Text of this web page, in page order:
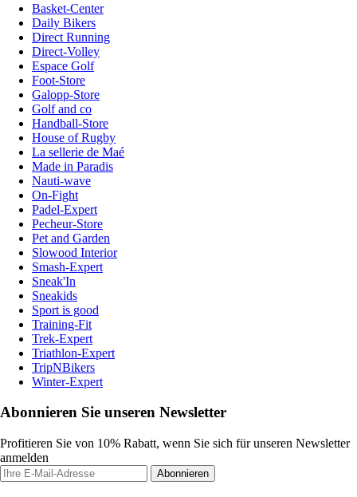
Basket-Center
Daily Bikers
Direct Running
Direct-Volley
Espace Golf
Foot-Store
Galopp-Store
Golf and co
Handball-Store
House of Rugby
La sellerie de Maé
Made in Paradis
Nauti-wave
On-Fight
Padel-Expert
Pecheur-Store
Pet and Garden
Slowood Interior
Smash-Expert
Sneak'In
Sneakids
Sport is good
Training-Fit
Trek-Expert
Triathlon-Expert
TripNBikers
Winter-Expert
Abonnieren Sie unseren Newsletter
Profitieren Sie von 10% Rabatt, wenn Sie sich für unseren Newsletter
anmelden
Abonnieren